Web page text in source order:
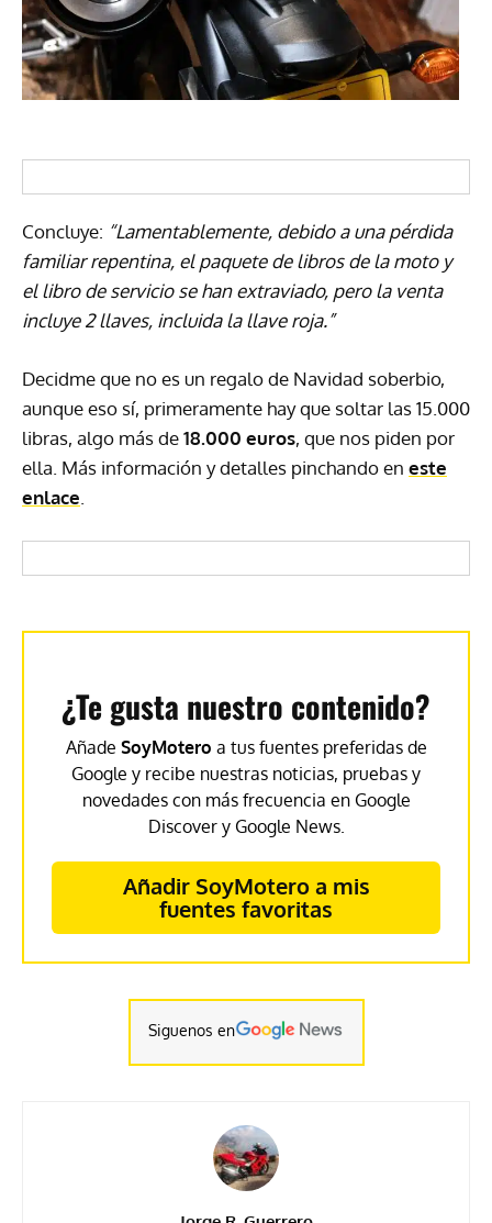
Concluye: “Lamentablemente, debido a una pérdida
familiar repentina, el paquete de libros de la moto y
el libro de servicio se han extraviado, pero la venta
incluye 2 llaves, incluida la llave roja.”
Decidme que no es un regalo de Navidad soberbio,
aunque eso sí, primeramente hay que soltar las 15.000
libras, algo más de18.000 euros, que nos piden por
ella. Más información y detalles pinchando en este
enlace
¿Te gusta nuestro contenido?
Añade SoyMotero a tus fuentes preferidas de
Google y recibe nuestras noticias, pruebas y
novedades con más frecuencia en Google
Discover y Google News.
Añadir SoyMotero a mis
fuentes favoritas
Siguenos en